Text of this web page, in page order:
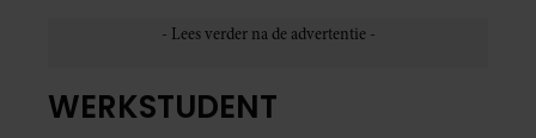
WERKSTUDENT